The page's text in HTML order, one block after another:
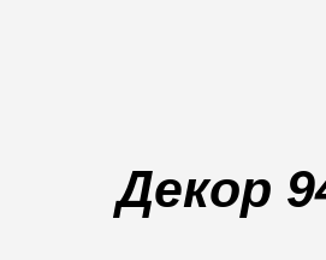
Декор